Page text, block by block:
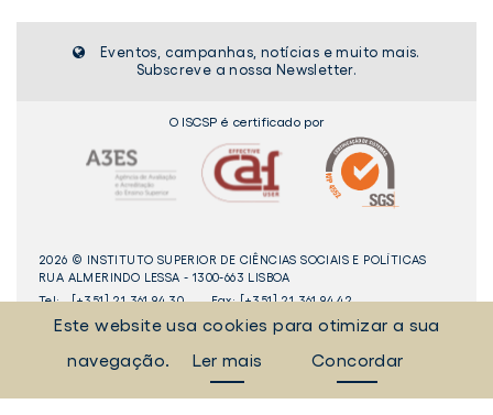
Eventos, campanhas, notícias e muito mais.
Subscreve a nossa Newsletter.
O ISCSP é certificado por
2026 © INSTITUTO SUPERIOR DE CIÊNCIAS SOCIAIS E POLÍTICAS
RUA ALMERINDO LESSA - 1300-663 LISBOA
Tel:
[+351] 21 361 94 30 Fax: [+351] 21 361 94 42
Este website usa cookies para otimizar a sua
navegação.
Ler mais Concordar